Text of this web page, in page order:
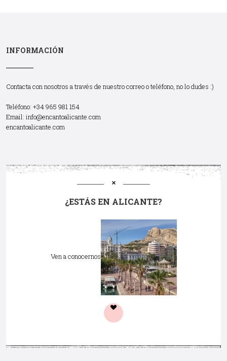
INFORMACIÓN
Contacta con nosotros a través de nuestro correo o teléfono, no lo dudes :)
Teléfono: +34 965 981 154
Email: info@encantoalicante.com
encantoalicante.com
¿ESTÁS EN ALICANTE?
Ven a conocernos